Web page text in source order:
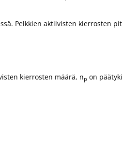
Pelkkien aktiivisten kierrosten
kierrosten määrä, np on